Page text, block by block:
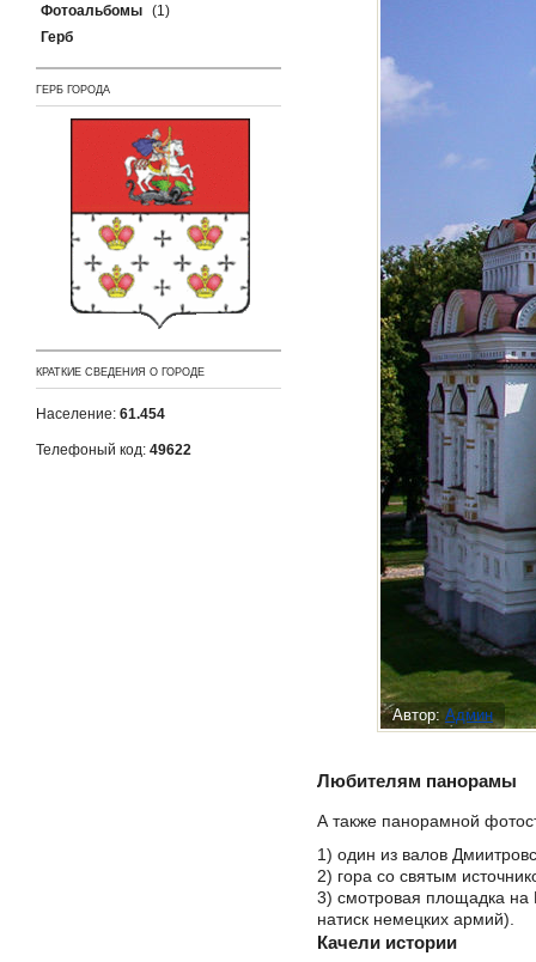
Фотоальбомы (1)
Герб
ГЕРБ ГОРОДА
КРАТКИЕ СВЕДЕНИЯ О ГОРОДЕ
Население: 61.454
Телефоный код: 49622
Автор: Админ
Любителям панорамы
А также панорамной
1) один из валов
2) гора со святым
3) смотровая площадка на
натиск немецких армий).
Качели истории